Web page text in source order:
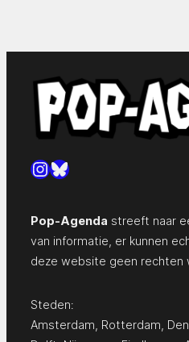
Instagram
Bluesky
Pop-Agenda streeft naar
van informatie, er kunnen
deze website geen rechten
Steden:
Amsterdam Rotterdam